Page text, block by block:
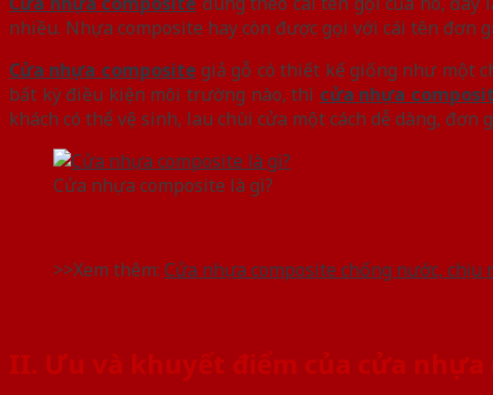
nhiều. Nhựa composite hay còn được gọi với cái tên đơn
Cửa nhựa composite giả gỗ có thiết kế giống như một
bất kỳ điều kiện môi trường nào, thì cửa nhựa
khách có thể vệ sinh, lau chùi cửa một cách dễ dàng,
Cửa nhựa composite là gì?
>>Xem thêm: Cửa nhựa composite chống nước, chịu
II. Ưu và khuyết điểm của cửa nhựa